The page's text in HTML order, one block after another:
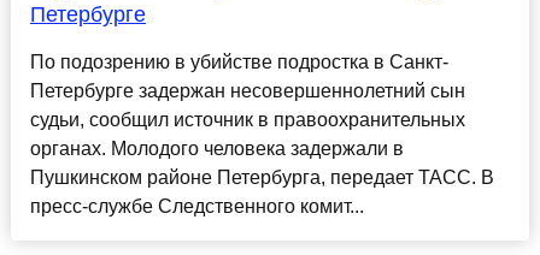
Петербурге
По подозрению в убийстве подростка в Санкт-
Петербурге задержан несовершеннолетний сын
судьи, сообщил источник в правоохранительных
органах. Молодого человека задержали в
Пушкинском районе Петербурга, передает ТАСС. В
пресс-службе Следственного комит...